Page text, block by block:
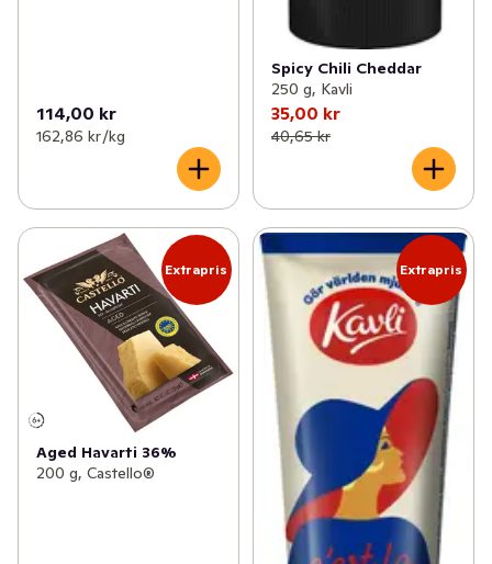
114,00 kr
162,86 kr /kg
Spicy Chili Cheddar
250 g, Kavli
35,00 kr
40,65 kr
Extrapris
Aged Havarti 36%
200 g, Castello®
Extrapris